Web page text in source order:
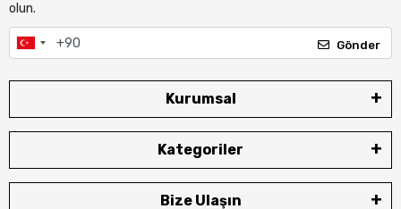
olun.
Gönder
Kurumsal
Kategoriler
Bize Ulaşın